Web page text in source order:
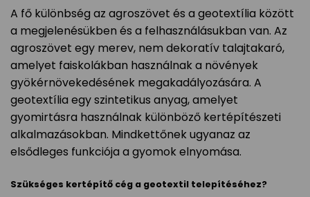
A fő különbség az agroszövet és a geotextília között
a megjelenésükben és a felhasználásukban van. Az
agroszövet egy merev, nem dekoratív talajtakaró,
amelyet faiskolákban használnak a növények
gyökérnövekedésének megakadályozására. A
geotextília egy szintetikus anyag, amelyet
gyomirtásra használnak különböző kertépítészeti
alkalmazásokban. Mindkettőnek ugyanaz az
elsődleges funkciója a gyomok elnyomása.
Szükséges kertépítő cég a geotextil telepítéséhez?